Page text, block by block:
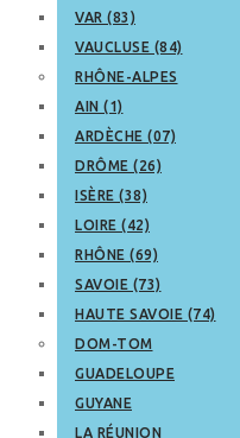
VAR (83)
VAUCLUSE (84)
RHÔNE-ALPES
AIN (1)
ARDÈCHE (07)
DRÔME (26)
ISÈRE (38)
LOIRE (42)
RHÔNE (69)
SAVOIE (73)
HAUTE SAVOIE (74)
DOM-TOM
GUADELOUPE
GUYANE
LA RÉUNION